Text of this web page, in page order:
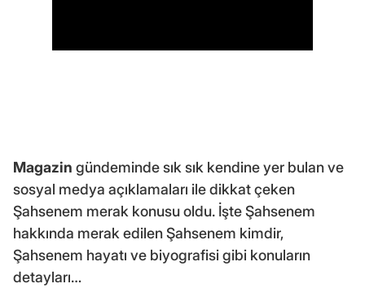
Magazin gündeminde sık sık kendine yer bulan ve
sosyal medya açıklamaları ile dikkat çeken
Şahsenem merak konusu oldu. İşte Şahsenem
hakkında merak edilen Şahsenem kimdir,
Şahsenem hayatı ve biyografisi gibi konuların
detayları…